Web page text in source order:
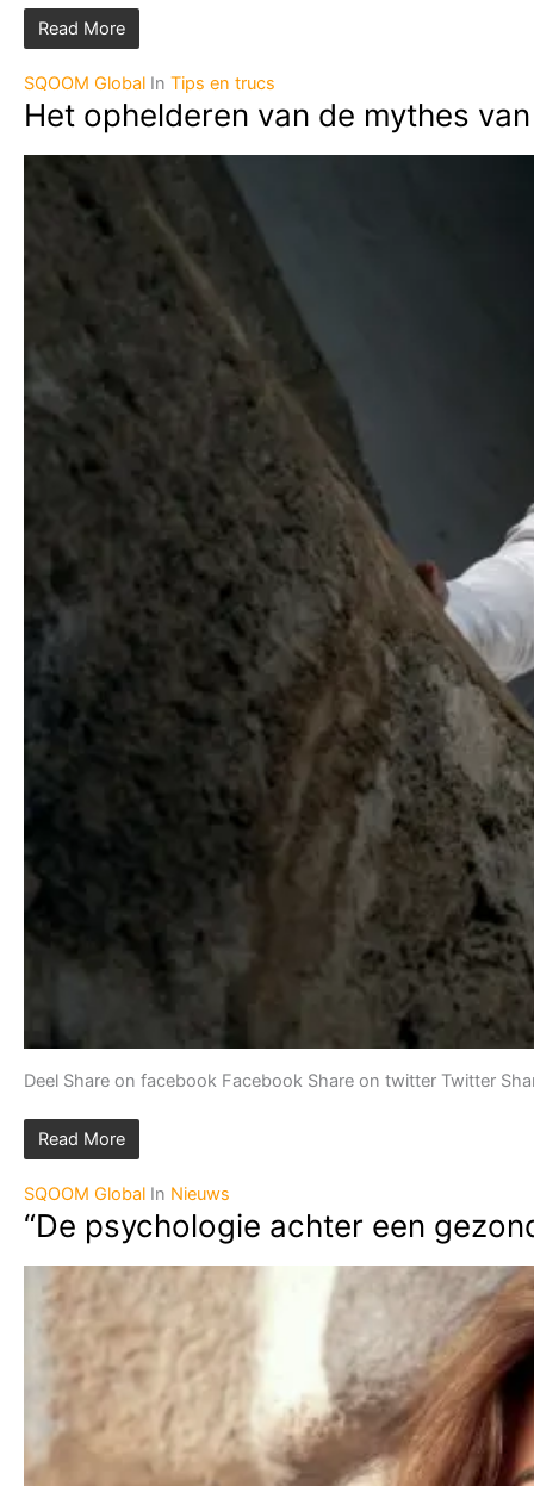
Read More
SQOOM Global In Tips en trucs
Het ophelderen van de mythes
Deel Share on facebook Facebook Share on twitter Twitter
Read More
SQOOM Global In Nieuws
“De psychologie achter een